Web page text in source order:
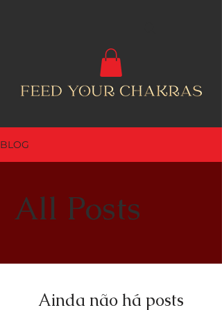
BLOG
All Posts
Ainda não há posts